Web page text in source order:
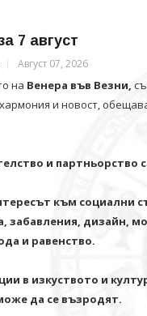
7 август
Август 07, 2026
на Венера във Везни,
и новост,
и партньорство
към социални
забавления, дизайн,
и равенство.
в изкуството и
да се възродят.